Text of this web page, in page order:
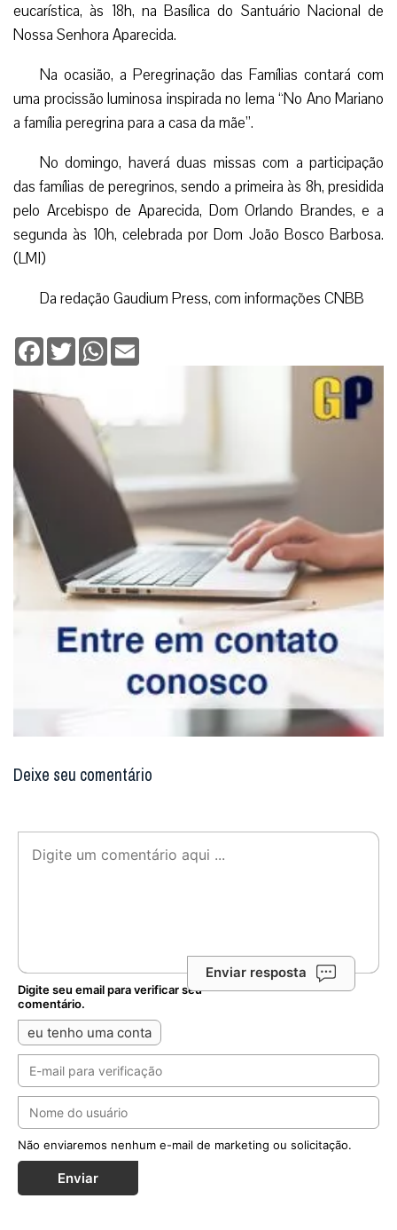
eucarística, às 18h, na Basílica do Santuário Nacional de
Nossa Senhora Aparecida.
Na ocasião, a Peregrinação das Famílias contará com
uma procissão luminosa inspirada no lema “No Ano Mariano
a família peregrina para a casa da mãe”.
No domingo, haverá duas missas com a participação
das famílias de peregrinos, sendo a primeira às 8h, presidida
pelo Arcebispo de Aparecida, Dom Orlando Brandes, e a
segunda às 10h, celebrada por Dom João Bosco Barbosa.
(LMI)
Da redação Gaudium Press, com informações CNBB
Facebook
TwitterWhatsApp
Deixe seu comentário
Enviar resposta
Digite seu email para verificar seu
comentário.
eu tenho uma conta
Não enviaremos nenhum e-mail de marketing ou solicitação.
Enviar